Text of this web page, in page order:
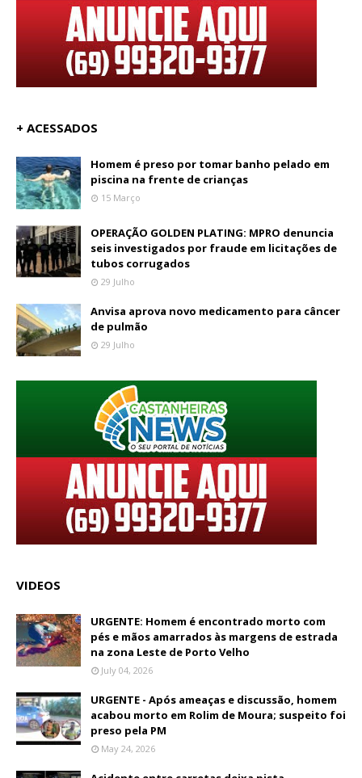
+ ACESSADOS
Homem é preso por tomar banho pelado em
piscina na frente de crianças
15 Março
OPERAÇÃO GOLDEN PLATING: MPRO denuncia
seis investigados por fraude em licitações de
tubos corrugados
29 Julho
Anvisa aprova novo medicamento para câncer
de pulmão
29 Julho
VIDEOS
URGENTE: Homem é encontrado morto com
pés e mãos amarrados às margens de estrada
na zona Leste de Porto Velho
July 04, 2026
URGENTE - Após ameaças e discussão, homem
acabou morto em Rolim de Moura; suspeito foi
preso pela PM
May 24, 2026